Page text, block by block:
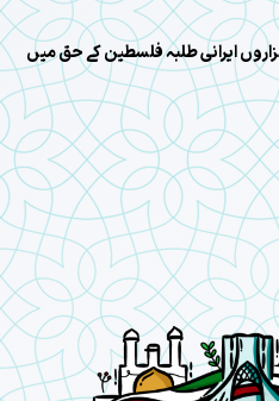
ایرانی طلبہ فلسطین کے حق میں